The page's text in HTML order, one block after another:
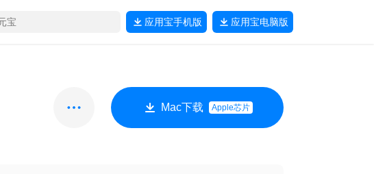
应用宝手机版 应用宝电脑版
Mac下载 Apple芯片